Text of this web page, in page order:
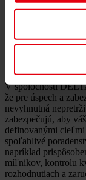
Sprievodná
štandardy
V spoločnosti
že pre úspech a
nevyhnutná
zabezpečujú, aby
definovanými cieľmi
spoľahlivé
napríklad
míľnikov, kontrolu
rozhodnutiach a